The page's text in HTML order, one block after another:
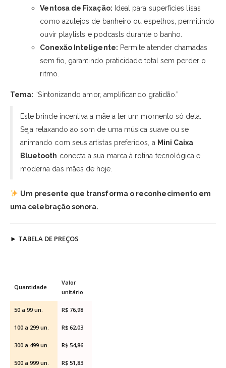
Ventosa de Fixação: Ideal para superfícies lisas
como azulejos de banheiro ou espelhos, permitindo
ouvir playlists e podcasts durante o banho.
Conexão Inteligente: Permite atender chamadas
sem fio, garantindo praticidade total sem perder o
ritmo.
Tema: “Sintonizando amor, amplificando gratidão.”
Este brinde incentiva a mãe a ter um momento só dela.
Seja relaxando ao som de uma música suave ou se
animando com seus artistas preferidos, a Mini Caixa
Bluetooth conecta a sua marca à rotina tecnológica e
moderna das mães de hoje.
Um presente que transforma o reconhecimento em
uma celebração sonora.
► TABELA DE PREÇOS
Quantidade
Valor
unitário
50 a 99 un. R$ 76,98
100 a 299 un. R$ 62,03
300 a 499 un. R$ 54,86
500 a 999 un. R$ 51,83